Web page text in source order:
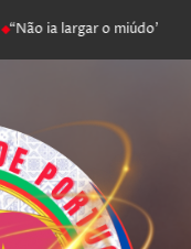
“Não ia largar o miúdo”.